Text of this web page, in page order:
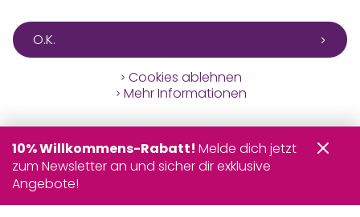
O.K.
Cookies ablehnen
Mehr Informationen
10% Willkommens-Rabatt! Melde dich jetzt
zum Newsletter an und sicher dir exklusive
Angebote!